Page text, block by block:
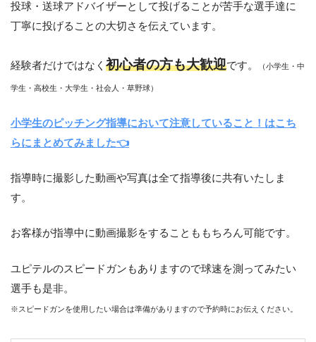
投球・送球アドバイザーとして投げることが苦手な選手達に
丁寧に投げることの大切さを伝えています。
経験者だけではなく 初心者の方も大歓迎です。 （小学生・中
学生・高校生・大学生・社会人・草野球）
小学生のピッチング指導において注意していること！はこち
らにまとめてみました👈
指導時に撮影した動画や写真は全て指導後に共有いたしま
す。
お客様が指導中に動画撮影をすることももちろん可能です。
ユピテルのスピードガンもありますので球速を測ってみたい
選手も是非。
※スピードガンを使用したい場合は準備がありますので予約時にお伝えください。